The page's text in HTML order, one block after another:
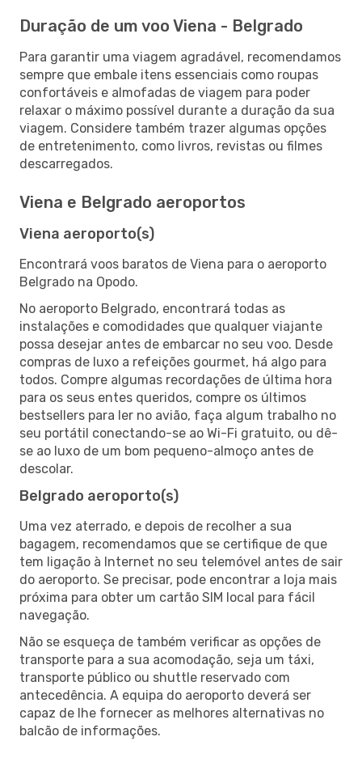
Duração de um voo Viena - Belgrado
Para garantir uma viagem agradável, recomendamos
sempre que embale itens essenciais como roupas
confortáveis e almofadas de viagem para poder
relaxar o máximo possível durante a duração da sua
viagem. Considere também trazer algumas opções
de entretenimento, como livros, revistas ou filmes
descarregados.
Viena e Belgrado aeroportos
Viena aeroporto(s)
Encontrará voos baratos de Viena para o aeroporto
Belgrado na Opodo.
No aeroporto Belgrado, encontrará todas as
instalações e comodidades que qualquer viajante
possa desejar antes de embarcar no seu voo. Desde
compras de luxo a refeições gourmet, há algo para
todos. Compre algumas recordações de última hora
para os seus entes queridos, compre os últimos
bestsellers para ler no avião, faça algum trabalho no
seu portátil conectando-se ao Wi-Fi gratuito, ou dê-
se ao luxo de um bom pequeno-almoço antes de
descolar.
Belgrado aeroporto(s)
Uma vez aterrado, e depois de recolher a sua
bagagem, recomendamos que se certifique de que
tem ligação à Internet no seu telemóvel antes de sair
do aeroporto. Se precisar, pode encontrar a loja mais
próxima para obter um cartão SIM local para fácil
navegação.
Não se esqueça de também verificar as opções de
transporte para a sua acomodação, seja um táxi,
transporte público ou shuttle reservado com
antecedência. A equipa do aeroporto deverá ser
capaz de lhe fornecer as melhores alternativas no
balcão de informações.